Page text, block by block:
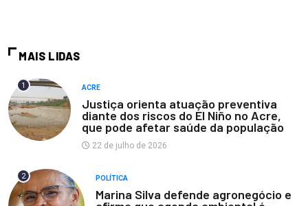
MAIS LIDAS
1 ACRE
Justiça orienta atuação preventiva
diante dos riscos do El Niño no Acre,
que pode afetar saúde da população
22 de julho de 2026
2 POLÍTICA
Marina Silva defende agronegócio e